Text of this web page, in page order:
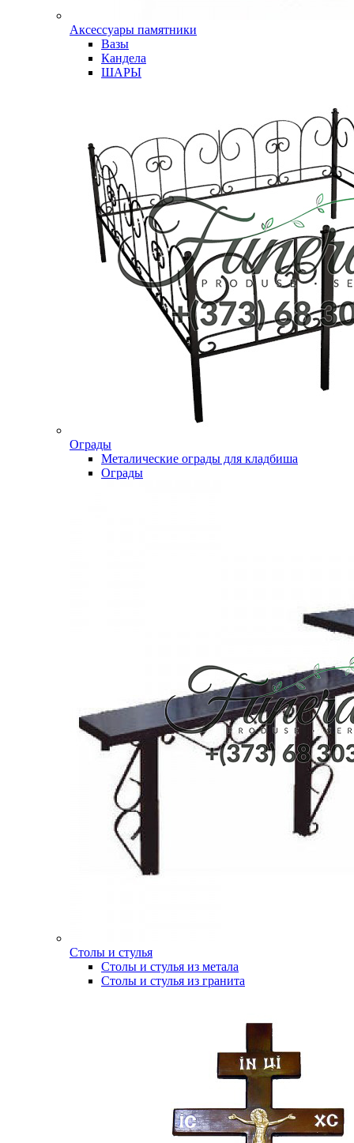
Аксессуары памятники
Вазы
Кандела
ШАРЫ
Ограды
Металические ограды для кладбиша
Ограды
Столы и стулья
Столы и стулья из метала
Столы и стулья из гранита